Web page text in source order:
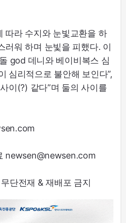
따라 수지와 눈빛교환을 하
러워 하며 눈빛을 피했다. 이
god 데니와 베이비복스 심
심리적으로 불안해 보인다”,
이(?) 같다”며 둘의 사이를
newsen@newsen.com
단전재 & 재배포 금지